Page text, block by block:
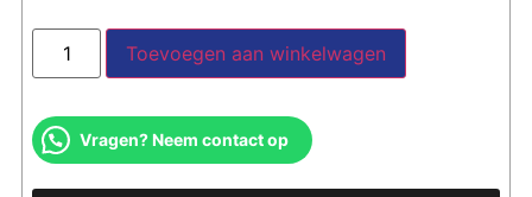
Toevoegen aan winkelwagen
Vragen? Neem contact op